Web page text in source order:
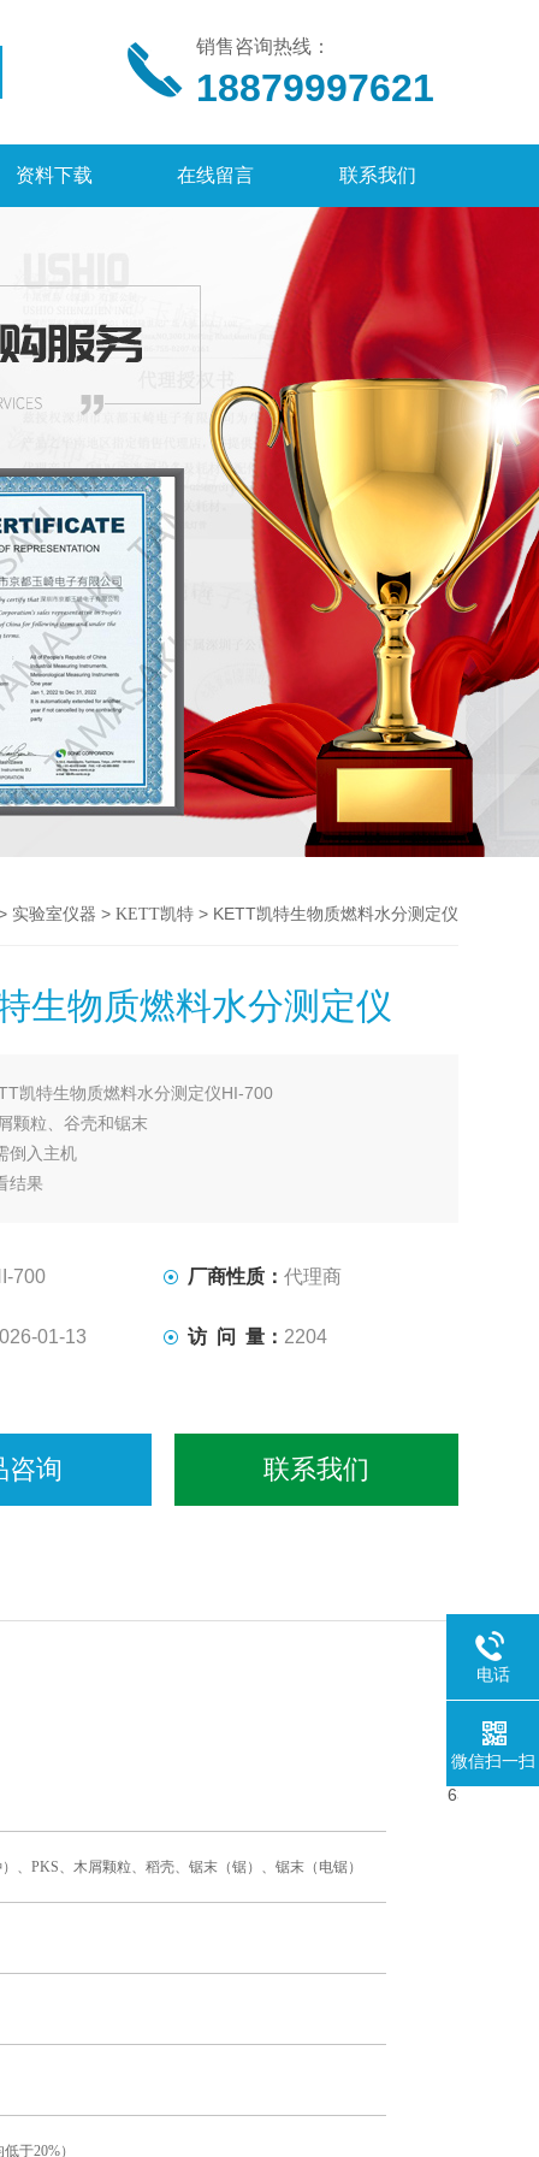
销售咨询热线：
18879997621
资料下载 在线留言 联系我们
实验室仪器 > KETT凯特> KETT凯特生物质燃料水分测定仪
生物质燃料水分测定仪
凯特生物质燃料水分测定仪HI-700
颗粒、谷壳和锯末
倒入主机
结果
700 厂商性质： 代理商
01-13 访 问 量： 2204
咨询 联系我们
、PKS、木屑颗粒、稻壳、锯末（锯）、锯末（电锯）
于20%）
电话
微信扫一扫